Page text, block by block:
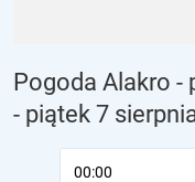
Pogoda Alakro -
- piątek 7
00:00